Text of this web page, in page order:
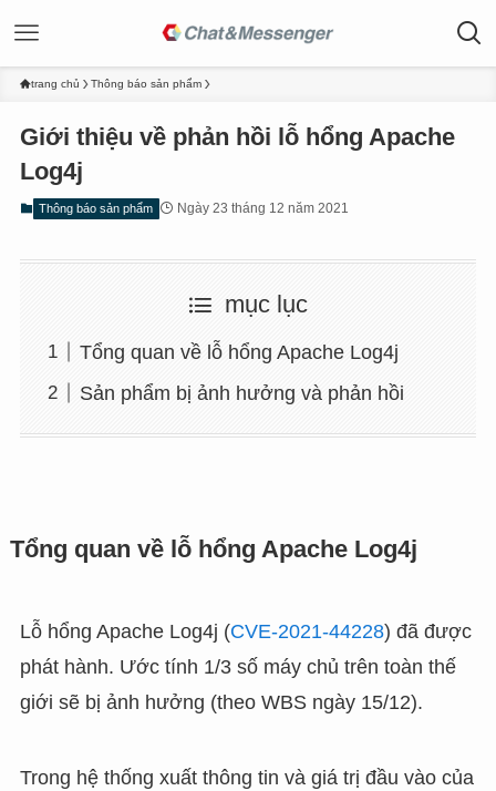
trang chủ Thông báo sản phẩm
Giới thiệu về phản hồi lỗ hổng Apache
Log4j
Thông báo sản phẩm Ngày 23 tháng 12 năm 2021
mục lục
Tổng quan về lỗ hổng Apache Log4j
Sản phẩm bị ảnh hưởng và phản hồi
Tổng quan về lỗ hổng Apache Log4j
Lỗ hổng Apache Log4j (CVE-2021-44228) đã được
phát hành. Ước tính 1/3 số máy chủ trên toàn thế
giới sẽ bị ảnh hưởng (theo WBS ngày 15/12).
Trong hệ thống xuất thông tin và giá trị đầu vào của